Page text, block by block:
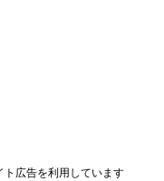
ト広告を利用しています